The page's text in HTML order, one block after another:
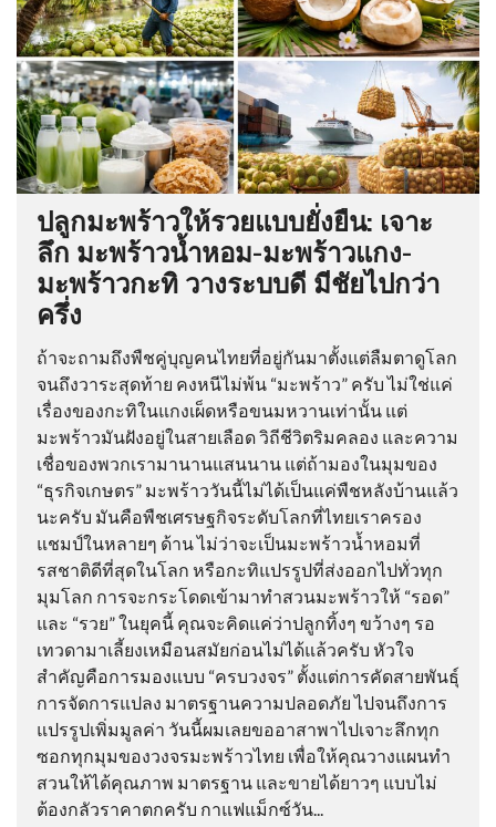
ปลูกมะพร้าวให้รวยแบบยั่งยืน: เจาะ
ลึก มะพร้าวน้ำหอม-มะพร้าวแกง-
มะพร้าวกะทิ วางระบบดี มีชัยไปกว่า
ครึ่ง
ถ้าจะถามถึงพืชคู่บุญคนไทยที่อยู่กันมาตั้งแต่ลืมตาดูโลก
จนถึงวาระสุดท้าย คงหนีไม่พ้น “มะพร้าว” ครับ ไม่ใช่แค่
เรื่องของกะทิในแกงเผ็ดหรือขนมหวานเท่านั้น แต่
มะพร้าวมันฝังอยู่ในสายเลือด วิถีชีวิตริมคลอง และความ
เชื่อของพวกเรามานานแสนนาน แต่ถ้ามองในมุมของ
“ธุรกิจเกษตร” มะพร้าววันนี้ไม่ได้เป็นแค่พืชหลังบ้านแล้ว
นะครับ มันคือพืชเศรษฐกิจระดับโลกที่ไทยเราครอง
แชมป์ในหลายๆ ด้าน ไม่ว่าจะเป็นมะพร้าวน้ำหอมที่
รสชาติดีที่สุดในโลก หรือกะทิแปรรูปที่ส่งออกไปทั่วทุก
มุมโลก การจะกระโดดเข้ามาทำสวนมะพร้าวให้ “รอด”
และ “รวย” ในยุคนี้ คุณจะคิดแค่ว่าปลูกทิ้งๆ ขว้างๆ รอ
เทวดามาเลี้ยงเหมือนสมัยก่อนไม่ได้แล้วครับ หัวใจ
สำคัญคือการมองแบบ “ครบวงจร” ตั้งแต่การคัดสายพันธุ์
การจัดการแปลง มาตรฐานความปลอดภัย ไปจนถึงการ
แปรรูปเพิ่มมูลค่า วันนี้ผมเลยขออาสาพาไปเจาะลึกทุก
ซอกทุกมุมของวงจรมะพร้าวไทย เพื่อให้คุณวางแผนทำ
สวนให้ได้คุณภาพ มาตรฐาน และขายได้ยาวๆ แบบไม่
ต้องกลัวราคาตกครับ กาแฟแม็กซ์วัน...